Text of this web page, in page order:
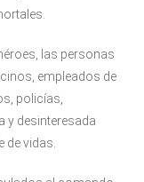
las personas
empleados de
policías,
y desinteresada
vidas.